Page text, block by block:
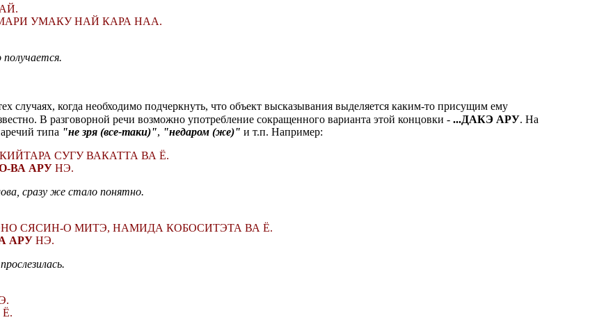
УМАКУ НАЙ КАРА НАА.
случаях, когда необходимо подчеркнуть, что объект высказывания выделяется каким-то присущим ему
В разговорной речи возможно употребление сокращенного варианта этой концовки - ...ДАКЭ АРУ. На
типа "не зря (все-таки)", "недаром (же)" и т.п. Например:
СУГУ ВАКАТТА ВА Ё.
ВА АРУ НЭ.
сразу же стало понятно.
СЯСИН-О МИТЭ, НАМИДА КОБОСИТЭТА ВА Ё.
АРУ НЭ.
Ё.